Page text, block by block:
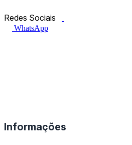
Redes Sociais
WhatsApp
Informações